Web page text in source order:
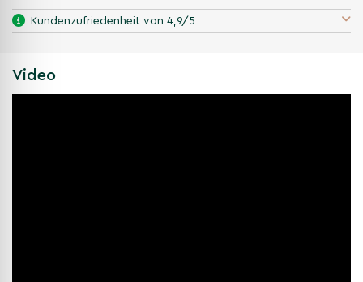
Kundenzufriedenheit von 4,9/5
Video